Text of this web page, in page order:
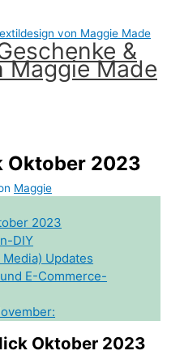
&
Maggie Made
Oktober 2023
Maggie
2023
DIY
Updates
E-Commerce-
Oktober 2023